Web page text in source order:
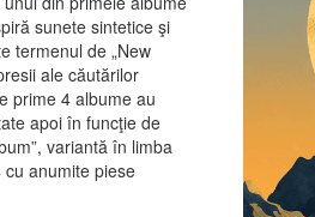
sunete sintetice şi
termenul de „New
ale căutărilor
prime 4 albume au
apoi în funcţie de
variantă în limba
cu anumite piese